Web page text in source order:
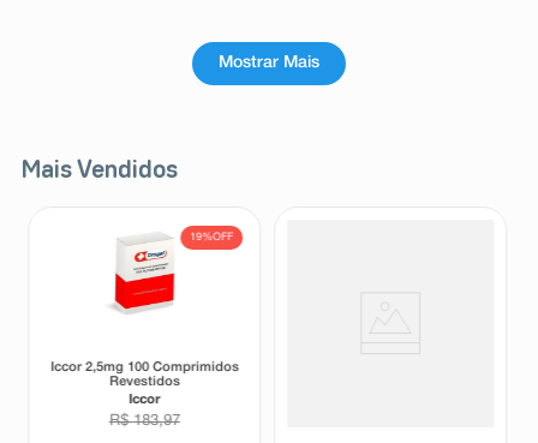
Mostrar Mais
Mais Vendidos
19%OFF
Iccor 2,5mg 100 Comprimidos
Revestidos
Iccor
R$ 183,97